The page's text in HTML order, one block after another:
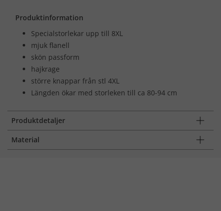
Produktinformation
Specialstorlekar upp till 8XL
mjuk flanell
skön passform
hajkrage
större knappar från stl 4XL
Längden ökar med storleken till ca 80-94 cm
Produktdetaljer
Material